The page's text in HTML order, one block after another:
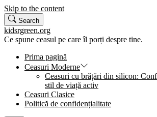
Skip to the content
Search
kidsrgreen.org
Ce spune ceasul pe care îl porți despre tine.
Prima pagină
Ceasuri Moderne
Ceasuri cu brățări din silicon:
stil de viață activ
Ceasuri Clasice
Politică de confidențialitate